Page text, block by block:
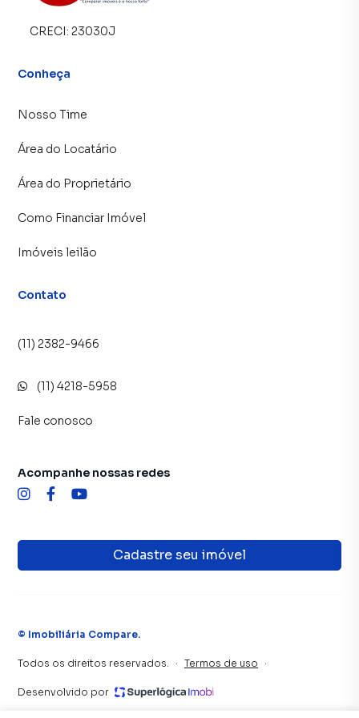
CRECI: 23030J
Conheça
Nosso Time
Área do Locatário
Área do Proprietário
Como Financiar Imóvel
Imóveis leilão
Contato
(11) 2382-9466
(11) 4218-5958
Fale conosco
Cadastre seu imóvel
Acompanhe nossas redes
© Imobiliária Compare.
Todos os direitos reservados. · Termos de uso ·
Desenvolvido por